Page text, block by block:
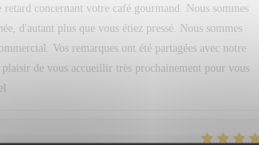
concernant votre café gourmand. Nous sommes
d'autant plus que vous étiez pressé. Nous sommes
Vos remarques ont été partagées avec notre
de vous accueillir très prochainement pour vous